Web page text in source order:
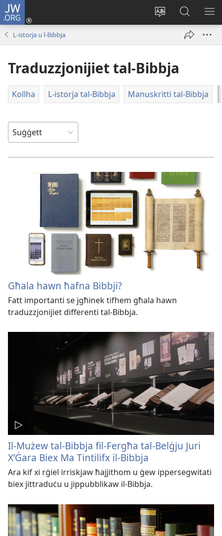
JW.ORG
Biddel
lingwa
sit
Illoggja
(opens
Fittex
f’JW.ORG
L-​istorja u l-​Bibbja
Traduzzjonijiet tal-​Bibbja
Kollha L-​istorja tal-​Bibbja Manuskritti tal-Bibbja
Għala hawn ħafna Bibbji?
Fatt importanti se jgħinek tifhem għala hawn
traduzzjonijiet differenti tal-Bibbja.
Il-Mużew tal-Bibbja fil-Fergħa tal-Belġju Juri
X’Ġara Biex Ma Tintilifx il-Bibbja
Ara kif xi rġiel irriskjaw ħajjithom u ġew ippersegwitati
biex jittraduċu u jippubblikaw il-Bibbja.